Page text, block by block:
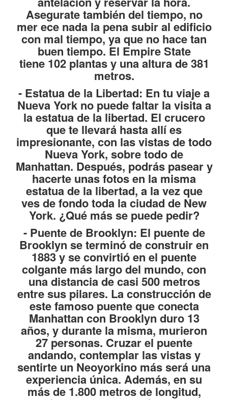
Asegurate también del tiempo, no
mer ece nada la pena subir al edificio
con mal tiempo, ya que no hace tan
buen tiempo. El Empire State
tiene 102 plantas y una altura de 381
metros.
- Estatua de la Libertad: En tu viaje a
Nueva York no puede faltar la visita a
la estatua de la libertad. El crucero
que te llevará hasta allí es
impresionante, con las vistas de todo
Nueva York, sobre todo de
Manhattan. Después, podrás pasear y
hacerte unas fotos en la misma
estatua de la libertad, a la vez que
ves de fondo toda la ciudad de New
York. ¿Qué más se puede pedir?
- Puente de Brooklyn: El puente de
Brooklyn se terminó de construir en
1883 y se convirtió en el puente
colgante más largo del mundo, con
una distancia de casi 500 metros
entre sus pilares. La construcción de
este famoso puente que conecta
Manhattan con Brooklyn duro 13
años, y durante la misma, murieron
27 personas. Cruzar el puente
andando, contemplar las vistas y
sentirte un Neoyorkino más será una
experiencia única. Además, en su
más de 1.800 metros de longitud,